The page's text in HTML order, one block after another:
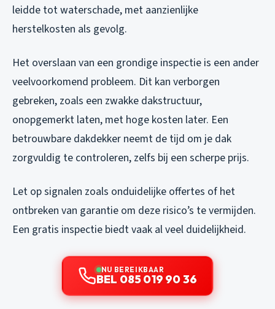
leidde tot waterschade, met aanzienlijke
herstelkosten als gevolg.
Het overslaan van een grondige inspectie is een ander
veelvoorkomend probleem. Dit kan verborgen
gebreken, zoals een zwakke dakstructuur,
onopgemerkt laten, met hoge kosten later. Een
betrouwbare dakdekker neemt de tijd om je dak
zorgvuldig te controleren, zelfs bij een scherpe prijs.
Let op signalen zoals onduidelijke offertes of het
ontbreken van garantie om deze risico’s te vermijden.
Een gratis inspectie biedt vaak al veel duidelijkheid.
NU BEREIKBAAR
BEL 085 019 90 36